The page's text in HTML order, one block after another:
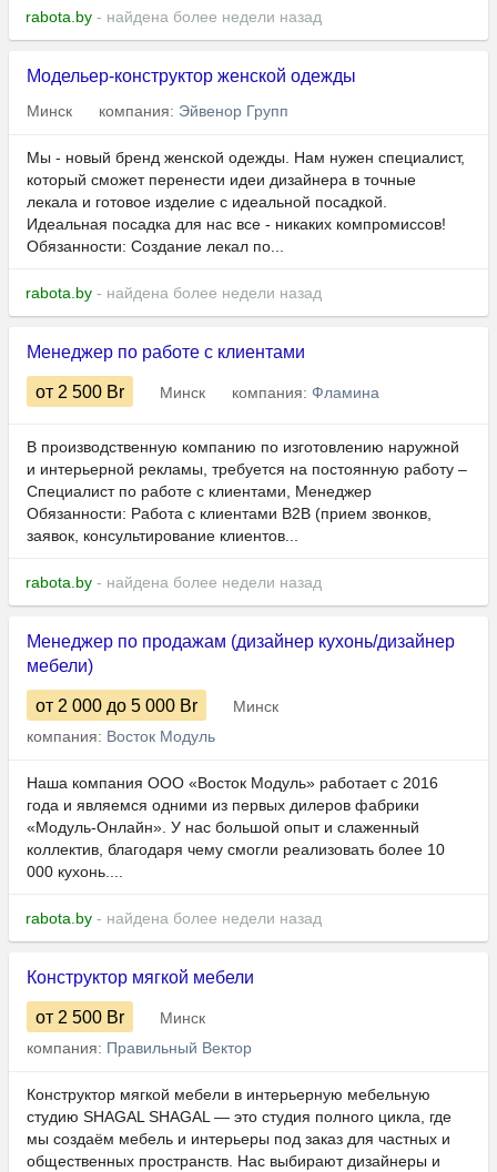
rabota.by - найдена более недели назад
Модельер-конструктор женской одежды
Минск компания: Эйвенор Групп
Мы - новый бренд женской одежды. Нам нужен специалист,
который сможет перенести идеи дизайнера в точные
лекала и готовое изделие с идеальной посадкой.
Идеальная посадка для нас все - никаких компромиссов!
Обязанности: Создание лекал по...
rabota.by - найдена более недели назад
Менеджер по работе с клиентами
от 2 500 Br Минск компания: Фламина
В производственную компанию по изготовлению наружной
и интерьерной рекламы, требуется на постоянную работу –
Специалист по работе с клиентами, Менеджер
Обязанности: Работа с клиентами B2B (прием звонков,
заявок, консультирование клиентов...
rabota.by - найдена более недели назад
Менеджер по продажам (дизайнер кухонь/дизайнер
мебели)
от 2 000 до 5 000 Br
Минск
компания: Восток Модуль
Наша компания ООО «Восток Модуль» работает с 2016
года и являемся одними из первых дилеров фабрики
«Модуль-Онлайн». У нас большой опыт и слаженный
коллектив, благодаря чему смогли реализовать более 10
000 кухонь....
rabota.by - найдена более недели назад
Конструктор мягкой мебели
от 2 500 Br
Минск
компания: Правильный Вектор
Конструктор мягкой мебели в интерьерную мебельную
студию SHAGAL SHAGAL — это студия полного цикла, где
мы создаём мебель и интерьеры под заказ для частных и
общественных пространств. Нас выбирают дизайнеры и